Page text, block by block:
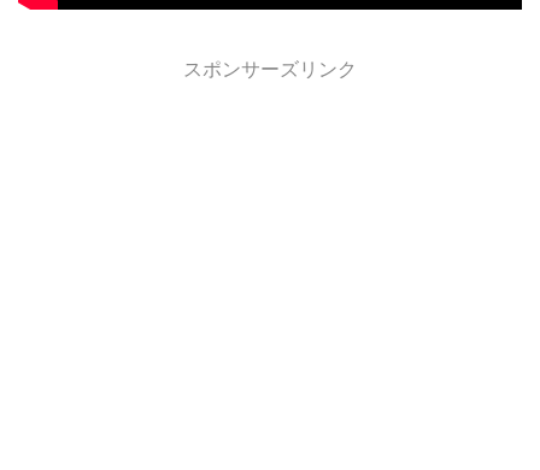
スポンサーズリンク